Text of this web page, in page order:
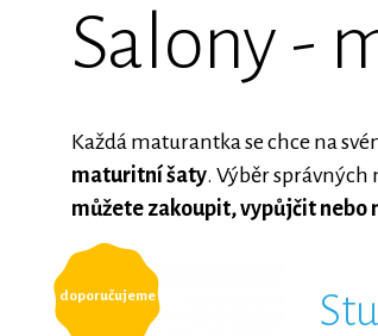
Salony -
Každá maturantka se chce na
maturitní šaty. Výběr správných
můžete zakoupit, vypůjčit nebo
doporučujeme